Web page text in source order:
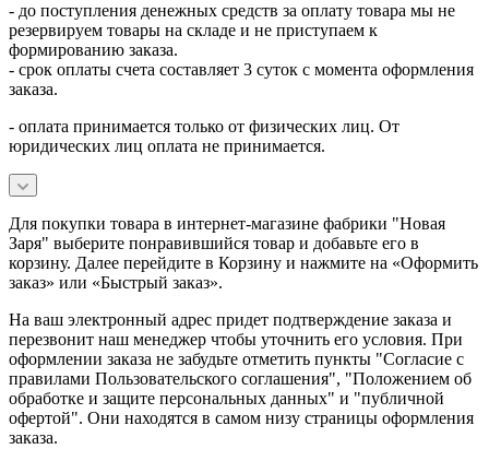
- до поступления денежных средств за оплату товара мы не
резервируем товары на складе и не приступаем к
формированию заказа.
- срок оплаты счета составляет 3 суток с момента оформления
заказа.
- оплата принимается только от физических лиц. От
юридических лиц оплата не принимается.
Для покупки товара в интернет-магазине фабрики "Новая
Заря" выберите понравившийся товар и добавьте его в
корзину. Далее перейдите в Корзину и нажмите на «Оформить
заказ» или «Быстрый заказ».
На ваш электронный адрес придет подтверждение заказа и
перезвонит наш менеджер чтобы уточнить его условия. При
оформлении заказа не забудьте отметить пункты "Согласие с
правилами Пользовательского соглашения", "Положением об
обработке и защите персональных данных" и "публичной
офертой". Они находятся в самом низу страницы оформления
заказа.